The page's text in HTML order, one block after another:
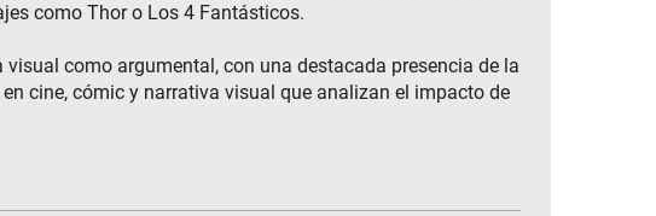
como Thor o Los 4 Fantásticos.
como argumental, con una destacada presencia de la
cine, cómic y narrativa visual que analizan el impacto de